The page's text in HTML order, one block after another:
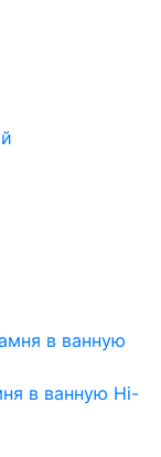
в ванную Hi-